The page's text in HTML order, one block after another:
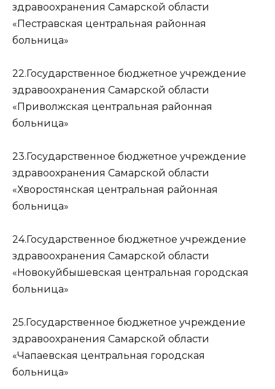
здравоохранения Самарской области
«Пестравская центральная районная
больница»
22.Государственное бюджетное учреждение
здравоохранения Самарской области
«Приволжская центральная районная
больница»
23.Государственное бюджетное учреждение
здравоохранения Самарской области
«Хворостянская центральная районная
больница»
24.Государственное бюджетное учреждение
здравоохранения Самарской области
«Новокуйбышевская центральная городская
больница»
25.Государственное бюджетное учреждение
здравоохранения Самарской области
«Чапаевская центральная городская
больница»